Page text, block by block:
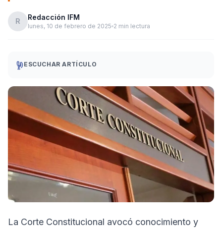
R Redacción IFM
lunes, 10 de febrero de 2025 2 min lectura
ESCUCHAR ARTÍCULO
La Corte Constitucional avocó conocimiento y